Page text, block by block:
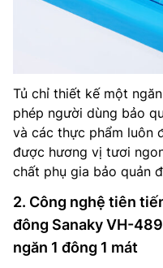
Tủ chỉ thiết kế một
phép người dùng bảo
và các thực phẩm luôn
được hương vị tươi
chất phụ gia bảo quản
2. Công nghệ tiên
đông Sanaky VH-
ngăn 1 đông 1 mát